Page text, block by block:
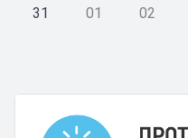
31 01 02